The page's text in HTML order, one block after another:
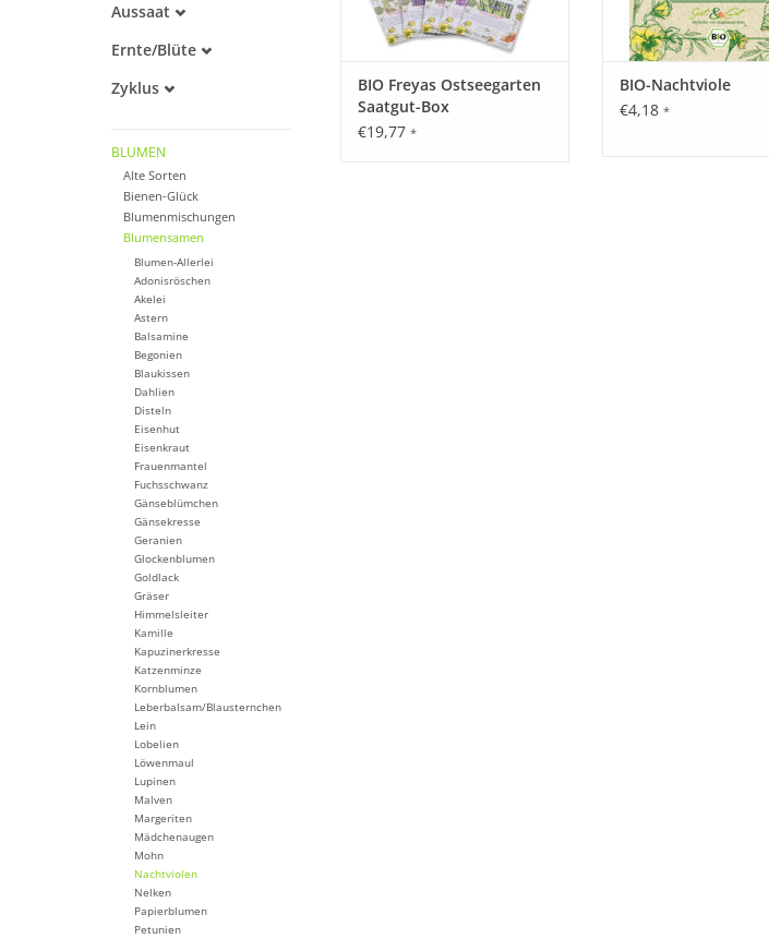
Alte Sorte
Warmkeimer
Dunkelkeimer
Aussaat
April
Mai
August
Ernte/Blüte
Mai
Juli
August
September
Oktober
Zyklus
BLUMEN
Alte Sorten
Bienen-Glück
Blumenmischungen
Blumensamen
Blumen-Allerlei
Adonisröschen
Akelei
Astern
Balsamine
Begonien
Blaukissen
Dahlien
Disteln
Eisenhut
Eisenkraut
Frauenmantel
Fuchsschwanz
Gänseblümchen
Gänsekresse
Geranien
Glockenblumen
Goldlack
Gräser
Himmelsleiter
Kamille
Kapuzinerkresse
Katzenminze
Kornblumen
Leberbalsam/Blausternchen
Lein
Lobelien
Löwenmaul
Lupinen
Malven
Margeriten
Mädchenaugen
Mohn
Nachtviolen
Nelken
Papierblumen
Petunien
BIO Freyas Ostseegarten
Saatgut-Box
€19,77 *
BIO-Nachtviole
€4,18 *